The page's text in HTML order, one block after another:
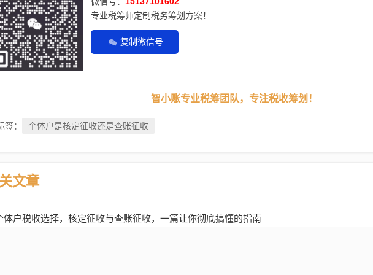
专业税筹师定制税务筹划方案！
复制微信号
智小账专业税筹团队，专注税收筹划！
签： 个体户是核定征收还是查账征收
文章
体户税收选择，核定征收与查账征收，一篇让你彻底搞懂的指南